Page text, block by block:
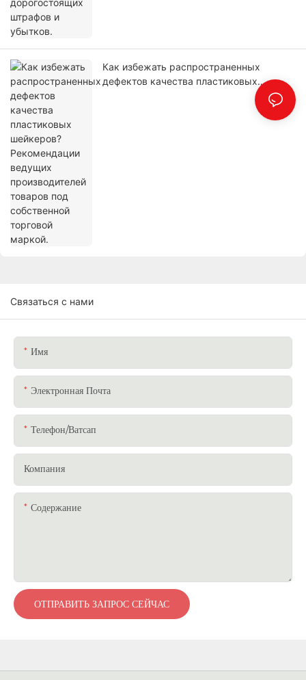
Как избежать распространенных
дефектов качества пластиковых
шейкеров? Рекомендации ведущих
Связаться с нами
Имя
Электронная Почта
Телефон/ватсап
Компания
Содержание
ОТПРАВИТЬ ЗАПРОС СЕЙЧАС